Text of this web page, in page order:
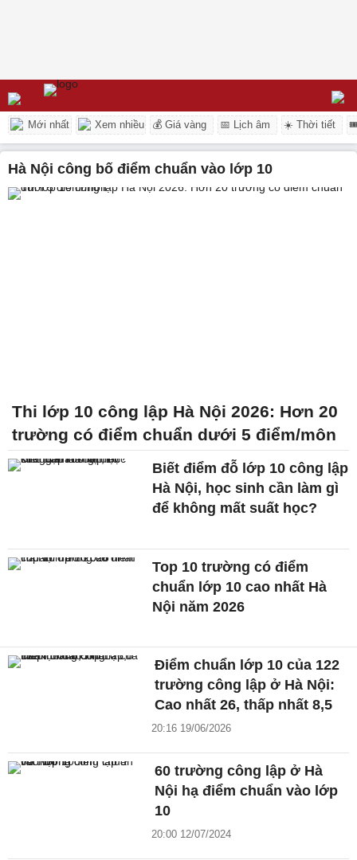
Mới nhất Xem nhiều 💰 Giá vàng 📅 Lịch âm ☀️ Thời tiết
Hà Nội công bố điểm chuẩn vào lớp 10
Thi lớp 10 công lập Hà Nội 2026: Hơn 20
trường có điểm chuẩn dưới 5 điểm/môn
Biết điểm đỗ lớp 10 công lập
Hà Nội, học sinh cần làm gì
để không mất suất học?
Top 10 trường có điểm
chuẩn lớp 10 cao nhất Hà
Nội năm 2026
Điểm chuẩn lớp 10 của 122
trường công lập ở Hà Nội:
Cao nhất 26, thấp nhất 8,5
20:16 19/06/2026
60 trường công lập ở Hà
Nội hạ điểm chuẩn vào lớp
10
20:00 12/07/2024